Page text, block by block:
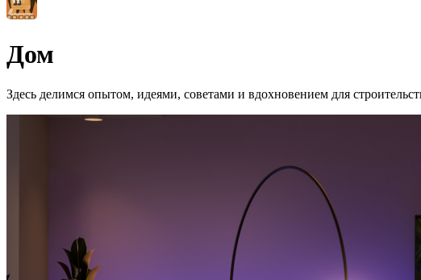
Дом
Здесь делимся опытом, идеями, советами и вдохновением для